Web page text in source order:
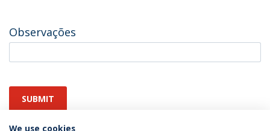
Observações
SUBMIT
We use cookies